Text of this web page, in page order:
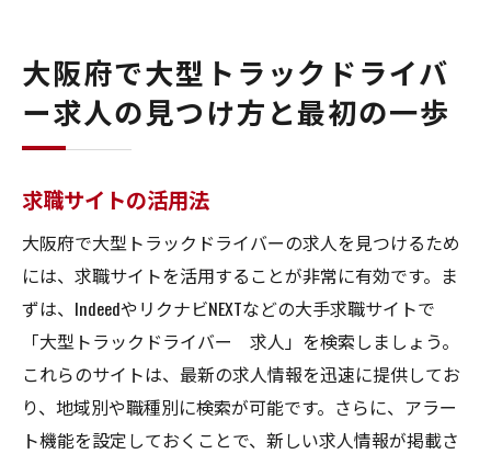
求人情報を見つけた後の行動
大型トラックドライバー求人を大阪府で探すた
地域特化型サイトの利点
信頼性のあるサイトの見分け方
求人サイトの使い方ガイド
効率的な検索方法
求人サイトの最新情報をチェックする方法
大阪府の大型トラックドライバー求人情報誌を
活用するポイント
大阪府で大型トラックドライバ
ー求人の見つけ方と最初の一歩
求職サイトの活用法
大阪府で大型トラックドライバーの求人を見つけるため
には、求職サイトを活用することが非常に有効です。ま
ずは、IndeedやリクナビNEXTなどの大手求職サイトで
「大型トラックドライバー 求人」を検索しましょう。
これらのサイトは、最新の求人情報を迅速に提供してお
り、地域別や職種別に検索が可能です。さらに、アラー
ト機能を設定しておくことで、新しい求人情報が掲載さ